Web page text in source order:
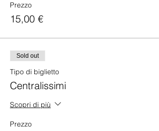
Prezzo
15,00 €
Sold out
Tipo di biglietto
Centralissimi
Scopri di più
Prezzo